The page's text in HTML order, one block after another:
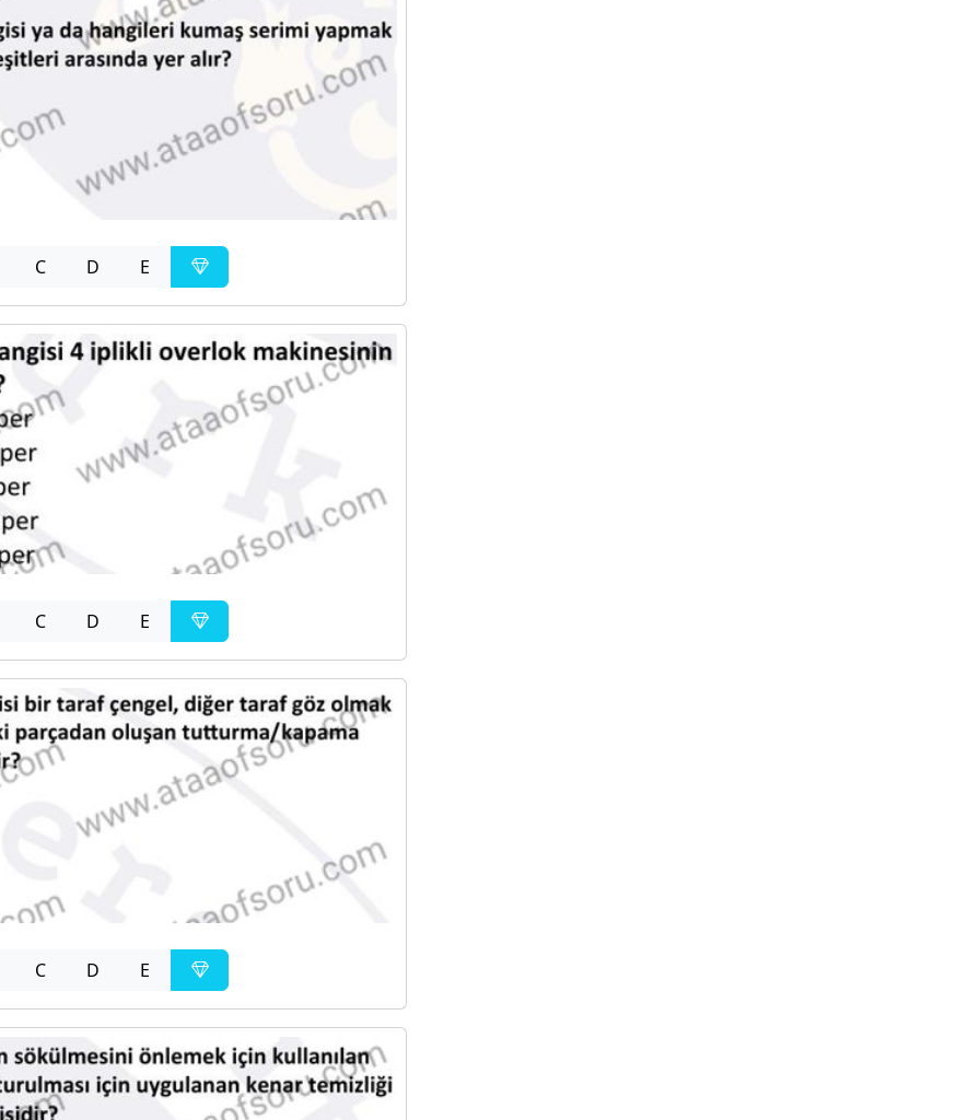
C D E
C D E
C D E